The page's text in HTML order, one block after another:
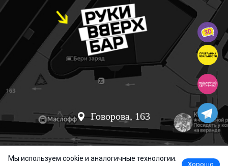
Говорова, 163
Мы используем cookie и аналогичные технологии.
Хорошо